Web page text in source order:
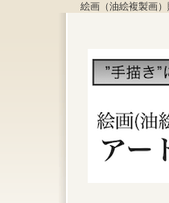
絵画（油絵複製画